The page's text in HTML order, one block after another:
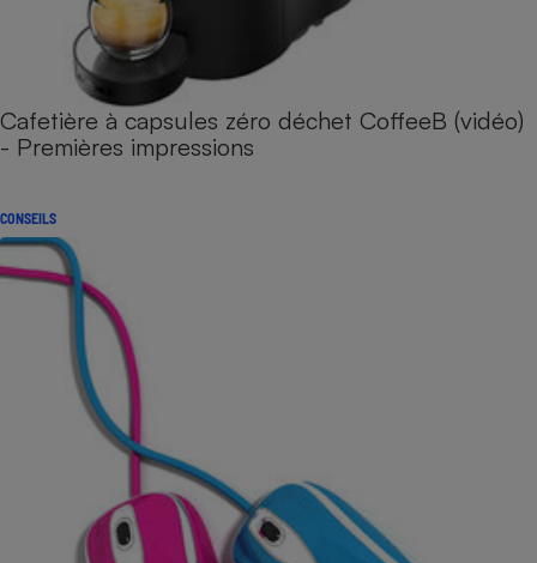
Cafetière à capsules zéro déchet CoffeeB (vidéo)
- Premières impressions
CONSEILS